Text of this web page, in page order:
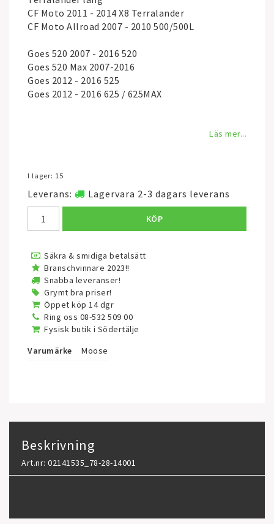
CF Moto 2011 - 2014 X8 Terralander
CF Moto Allroad 2007 - 2010 500/500L
Goes 520 2007 - 2016 520
Goes 520 Max 2007-2016
Goes 2012 - 2016 525
Goes 2012 - 2016 625 / 625MAX
Läs mer...
I lager: 15
Leverans: Lagervara 2-3 dagars leverans
KÖP
Säkra & smidiga betalsätt
Branschvinnare 2023!!
Snabba leveranser!
Grymt bra priser!
Öppet köp 14 dgr
Ring oss 08-532 509 00
Fysisk butik i Södertälje
Varumärke
Moose
Beskrivning
Art.nr: 02141535_78-28-14001